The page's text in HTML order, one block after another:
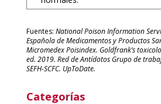
Fuentes: National Poison Information
Española de Medicamentos y Productos
Micromedex Poisindex. Goldfrank’s
ed. 2019. Red de Antídotos Grupo de
SEFH-SCFC. UpToDate.
Categorías